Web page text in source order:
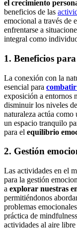
el crecimiento
beneficios de las
emocional a través de
enfrentarse a
integral como
1. Beneficios
La conexión con la
esencial para combatir
exposición a entornos
disminuir los niveles de
naturaleza actúa
un espacio tranquilo
para el equilibrio
2. Gestión
Las actividades en el
para la gestión
a explorar nuestras
permitiéndonos
problemas
práctica de
actividades al aire libre